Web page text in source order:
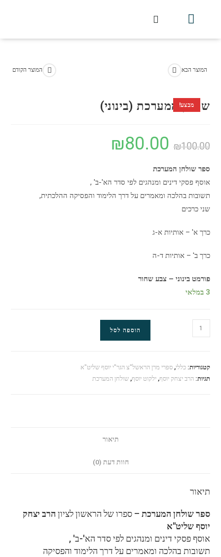
מבצע!
המוצר הקודם המוצר הבא
שולחן המערכת (בינוני)
₪100.00
₪80.00
ספר שולחן המערכת
אוסף פסקי דינים ומנהגים לפי סדר הא'-ב' ,
תשובות בהלכה ומאמרים על דרך הלימוד והפסיקה ההלכתית,
שני כרכים
כרך א' – אותיות א-ג
כרך ב' – אותיות ד-ה
פורמט בינוני – צבע שחור
3 במלאי
הוספה לסל
קטגוריות:כללי,ספרי מרן הראשל"צ הגר"י יוסף שליט"א
תגיות:הרב יצחק יוסף,ילקוט יוסף,שולחן המערכת
תיאור
חוות דעת (0)
תיאור
ספר שולחן המערכת – ספרו של הראשון לציון הרב יצחק
יוסף שליט"א
אוסף פסקי דינים ומנהגים לפי סדר הא'-ב' ,
תשובות בהלכה ומאמרים על דרך הלימוד והפסיקה